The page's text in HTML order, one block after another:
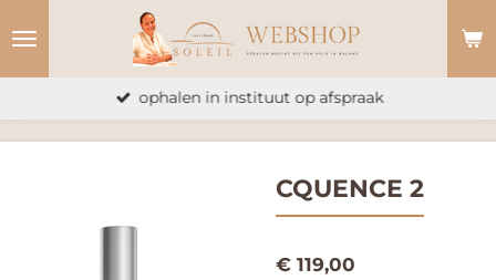
direct
hoofdinhoud
ophalen in instituut op afspraak
CQUENCE 2
€ 119,00